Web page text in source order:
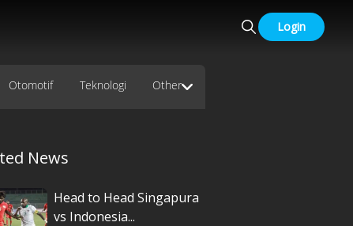
Login
Otomotif Teknologi Other
News
Head to Head Singapura
vs Indonesia...